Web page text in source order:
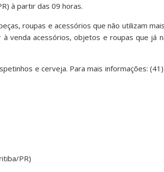
à partir das 09 horas.
roupas e acessórios que não utilizam
venda acessórios, objetos e roupas que já
e cerveja. Para mais informações:
PR)